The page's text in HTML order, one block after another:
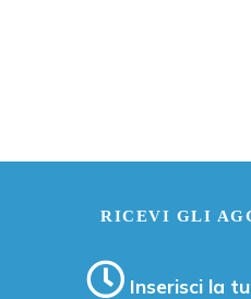
RICEVI GLI
Inserisci la